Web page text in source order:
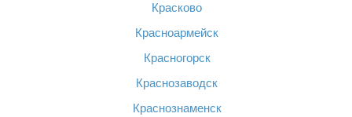
Красково
Красноармейск
Красногорск
Краснозаводск
Краснознаменск